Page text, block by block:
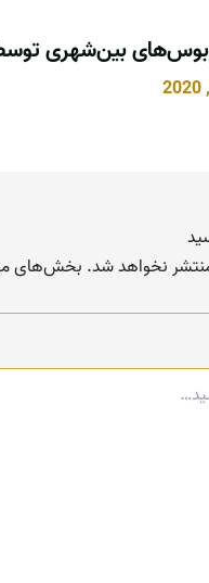
بین‌شهری
نخواهد شد. بخش‌های